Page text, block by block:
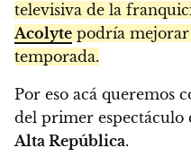
televisiva de la
Acolyte podría mejorar
temporada.
Por eso acá queremos
del primer espectáculo
Alta República.